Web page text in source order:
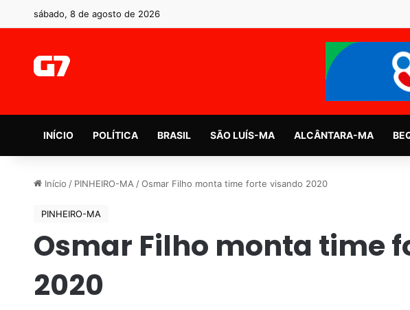
sábado, 8 de agosto de 2026
INÍCIO POLÍTICA BRASIL SÃO LUÍS-MA ALCÂNTARA-MA
Início / PINHEIRO-MA / Osmar Filho monta time forte visando 2020
PINHEIRO-MA
Osmar Filho monta time
2020